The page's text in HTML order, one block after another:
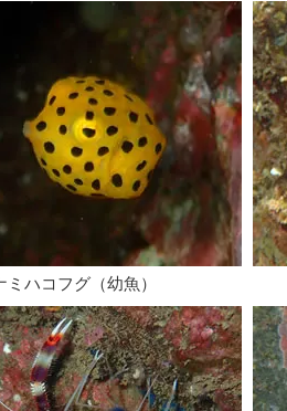
ミハコフグ（幼魚）